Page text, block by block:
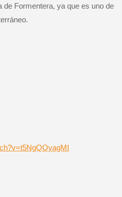
de Formentera, ya que es uno de
v=t5NgQOyagMI